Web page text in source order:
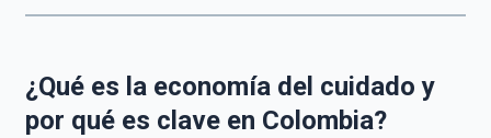
¿Qué es la economía del cuidado y
por qué es clave en Colombia?